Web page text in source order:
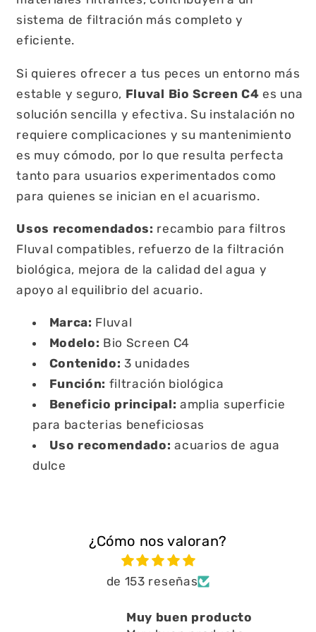
sistema de filtración más completo y
eficiente.
Si quieres ofrecer a tus peces un entorno más
estable y seguro, Fluval Bio Screen C4 es una
solución sencilla y efectiva. Su instalación no
requiere complicaciones y su mantenimiento
es muy cómodo, por lo que resulta perfecta
tanto para usuarios experimentados como
para quienes se inician en el acuarismo.
Usos recomendados: recambio para filtros
Fluval compatibles, refuerzo de la filtración
biológica, mejora de la calidad del agua y
apoyo al equilibrio del acuario.
Marca: Fluval
Modelo: Bio Screen C4
Contenido: 3 unidades
Función: filtración biológica
Beneficio principal: amplia superficie
para bacterias beneficiosas
Uso recomendado: acuarios de agua
dulce
¿Cómo nos valoran?
de 153 reseñas
Está muy bien